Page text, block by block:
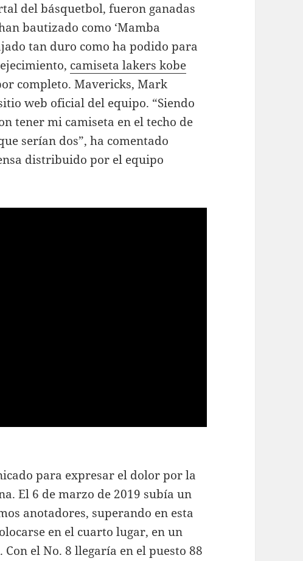
del básquetbol, fueron ganadas
bautizado como ‘Mamba
tan duro como ha podido para
camiseta lakers kobe
completo. Mavericks, Mark
web oficial del equipo. “Siendo
tener mi camiseta en el techo de
serían dos”, ha comentado
distribuido por el equipo
para expresar el dolor por la
El 6 de marzo de 2019 subía un
anotadores, superando en esta
en el cuarto lugar, en un
el No. 8 llegaría en el puesto 88